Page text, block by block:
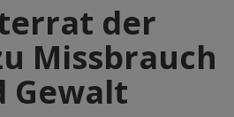
der
Missbrauch
Gewalt